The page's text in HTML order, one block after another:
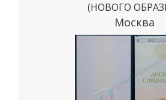
(НОВОГО
Москва